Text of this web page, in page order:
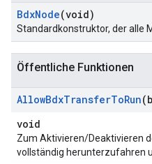
BdxNode(void)
Standardkonstruktor, der alle
Öffentliche Funktionen
AllowBdxTransferToRun
void
Zum Aktivieren/Deaktivieren
vollständig herunterzufahren